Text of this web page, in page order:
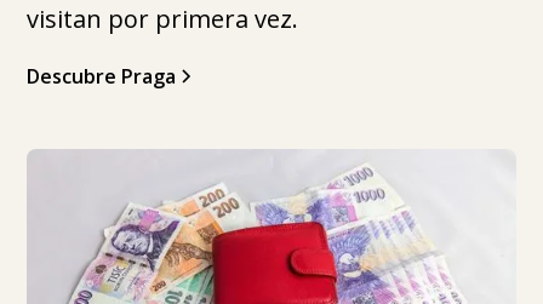
visitan por primera vez.
Descubre Praga